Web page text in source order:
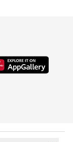
scheda)
in una nuova